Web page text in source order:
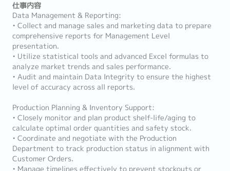
仕事内容
Data Management & Reporting:
• Collect and manage sales and marketing data to prepare
comprehensive reports for Management Level
presentation.
• Utilize statistical tools and advanced Excel formulas to
analyze market trends and sales performance.
• Audit and maintain Data Integrity to ensure the highest
level of accuracy across all reports.
Production Planning & Inventory Support:
• Closely monitor and plan product shelf-life/aging to
calculate optimal order quantities and safety stock.
• Coordinate and negotiate with the Production
Department to track production status in alignment with
Customer Orders.
• Manage timelines effectively to prevent stockouts or